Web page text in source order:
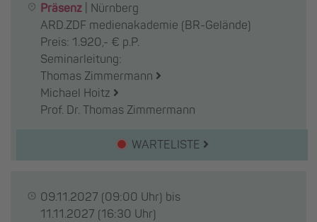
Präsenz
Nürnberg
ARD.ZDF medienakademie (BR-Gelände)
Preis: 1.920,- € p.P.
Seminarleitung:
Thomas Zimmermann
Michael Hoitz
Prof. Dr. Thomas Zimmermann
WARTELISTE
09.11.2027 (09:00 Uhr) bis
11.11.2027 (16:30 Uhr)